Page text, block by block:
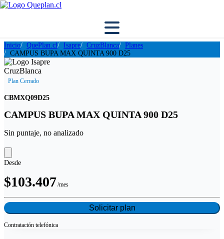
Inicio QuePlan.cl Isapre CruzBlanca
Planes
CAMPUS BUPA MAX QUINTA 900 D25
Plan Cerrado
CBMXQ09D25
CAMPUS BUPA MAX QUINTA 900 D25
Sin puntaje, no analizado
Desde
$103.407/mes
Solicitar plan
Contratación telefónica